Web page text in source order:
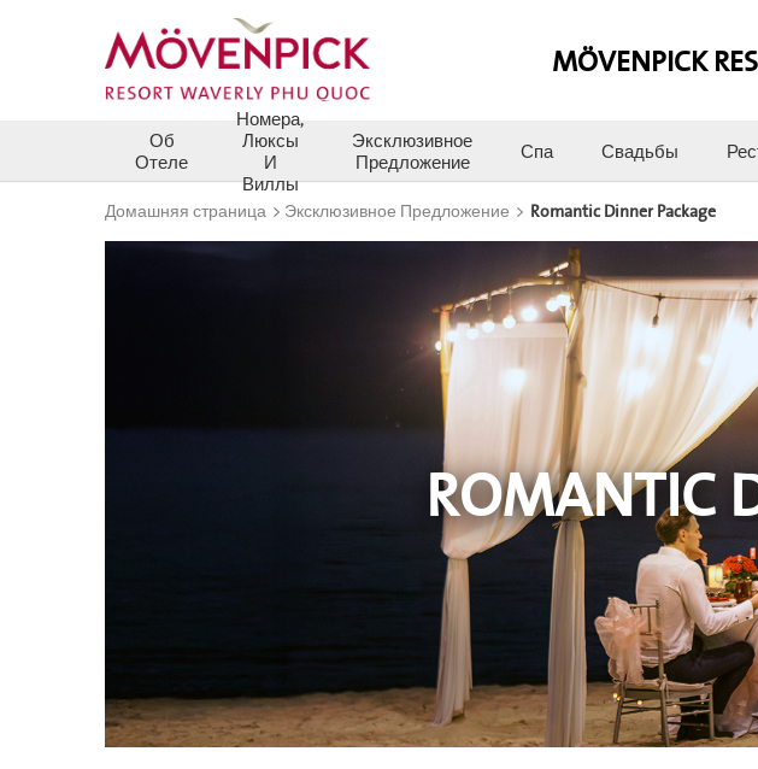
MÖVENPICK
Об
Отеле
Номера,
Люксы
И
Виллы
Эксклюзивное
Предложение Спа Свадьбы
Домашняя страница > Эксклюзивное Предложение > Romantic Dinner Package
ROMANTIC